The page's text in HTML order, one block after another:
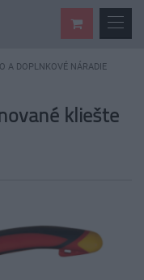
A DOPLNKOVÉ NÁRADIE
kliešte